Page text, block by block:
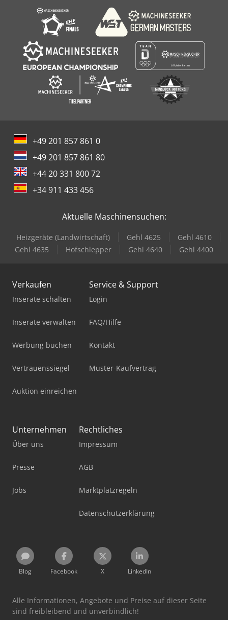
+49 201 857 861 0
+49 201 857 861 80
+44 20 331 800 72
+34 911 433 456
Aktuelle Maschinensuchen:
Heizgeräte (Landwirtschaft) Gehl 4625
Gehl 4610
Gehl 4635
Hofschlepper Gehl 4640 Gehl 4400
Verkaufen
Inserate schalten
Inserate verwalten
Werbung buchen
Vertrauenssiegel
Auktion einreichen
Service & Support
Login
FAQ/Hilfe
Kontakt
Muster-Kaufvertrag
Unternehmen
Über uns
Presse
Jobs
Rechtliches
Impressum
AGB
Marktplatzregeln
Datenschutzerklärung
Blog Facebook X LinkedIn
Alle Informationen, Angebote und Preise auf dieser Seite
sind freibleibend und unverbindlich!